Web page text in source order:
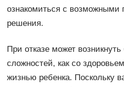
ознакомиться с возможными
решения.
При отказе может
сложностей, как со
жизнью ребенка. Поскольку